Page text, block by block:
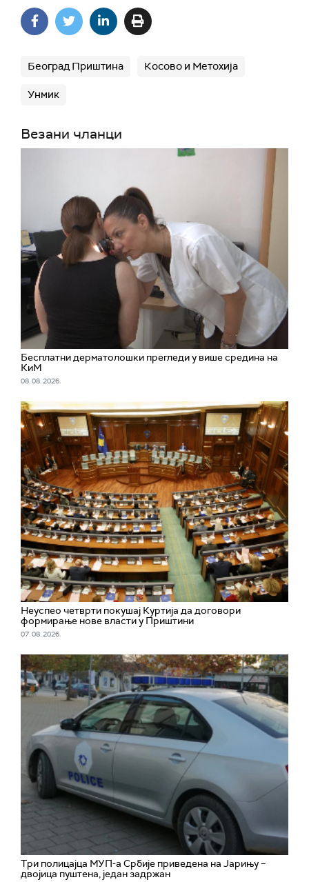
Београд Приштина Косово и Метохија
Унмик
Везани чланци
Бесплатни дерматолошки прегледи у више средина на
КиМ
08. 08. 2026.
Неуспео четврти покушај Куртија да договори
формирање нове власти у Приштини
07. 08. 2026.
Три полицајца МУП-а Србије приведена на Јарињу –
двојица пуштена, један задржан